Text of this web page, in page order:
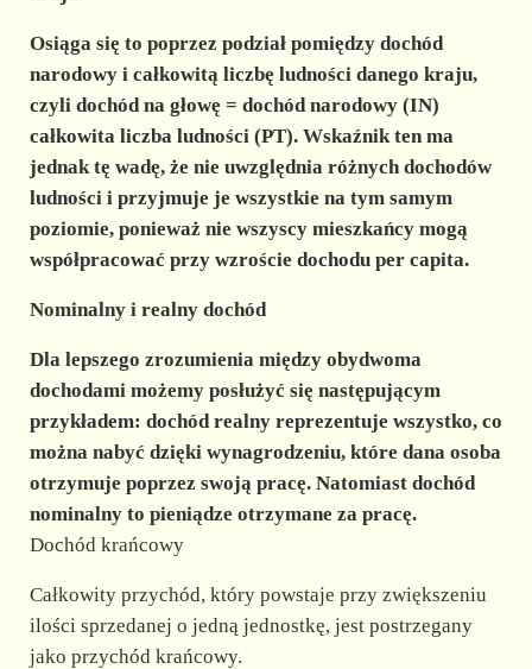
Osiąga się to poprzez podział pomiędzy dochód
narodowy i całkowitą liczbę ludności danego kraju,
czyli dochód na głowę = dochód narodowy (IN)
całkowita liczba ludności (PT). Wskaźnik ten ma
jednak tę wadę, że nie uwzględnia różnych dochodów
ludności i przyjmuje je wszystkie na tym samym
poziomie, ponieważ nie wszyscy mieszkańcy mogą
współpracować przy wzroście dochodu per capita.
Nominalny i realny dochód
Dla lepszego zrozumienia między obydwoma
dochodami możemy posłużyć się następującym
przykładem: dochód realny reprezentuje wszystko, co
można nabyć dzięki wynagrodzeniu, które dana osoba
otrzymuje poprzez swoją pracę. Natomiast dochód
nominalny to pieniądze otrzymane za pracę.
Dochód krańcowy
Całkowity przychód, który powstaje przy zwiększeniu
ilości sprzedanej o jedną jednostkę, jest postrzegany
jako przychód krańcowy.